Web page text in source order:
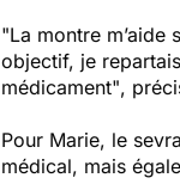
"La montre
objectif, je
médicament",
Pour Marie, le
médical, mais